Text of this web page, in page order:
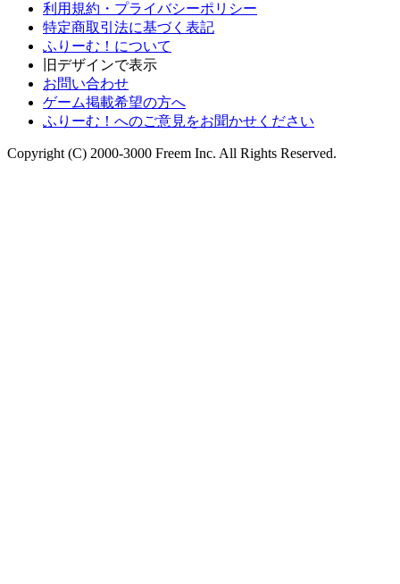
利用規約・プライバシーポリシー
特定商取引法に基づく表記
ふりーむ！について
旧デザインで表示
お問い合わせ
ゲーム掲載希望の方へ
ふりーむ！へのご意見をお聞かせください
Copyright (C) 2000-3000 Freem Inc. All Rights Reserved.